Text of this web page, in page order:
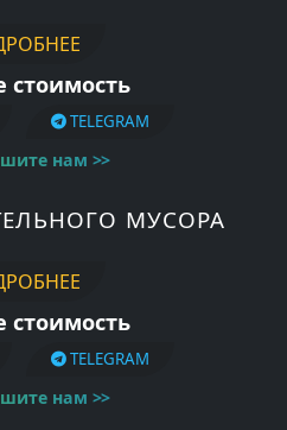
стоимость
TELEGRAM
нам >>
МУСОРА
стоимость
TELEGRAM
нам >>